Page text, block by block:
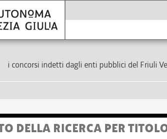
i concorsi indetti dagli enti pubblici del Friuli
DELLA RICERCA PER